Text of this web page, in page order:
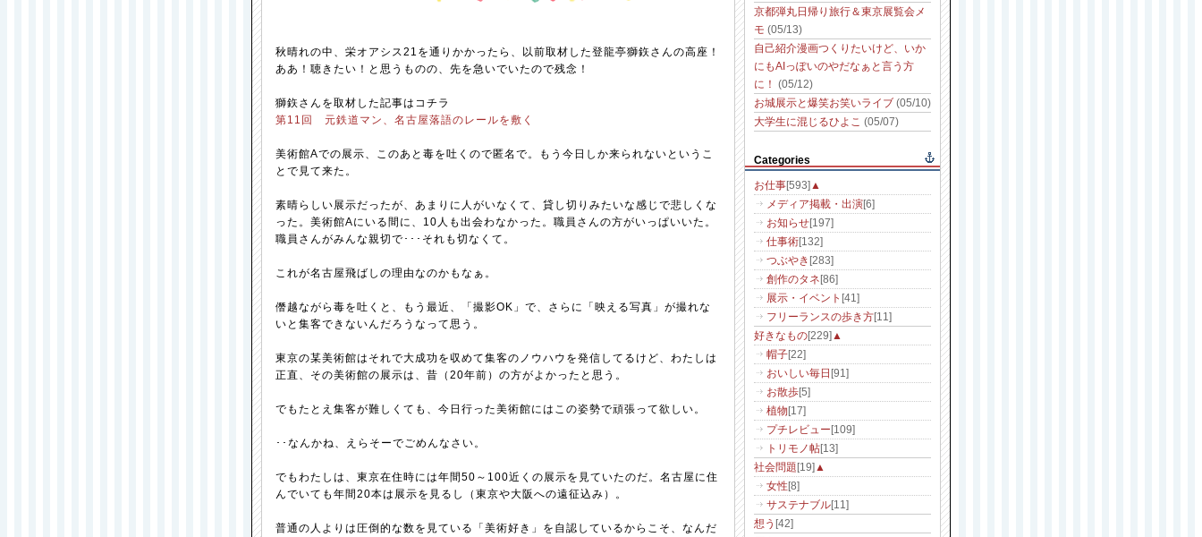
秋晴れの中、栄オアシス21を通りかかったら、以前取材した登龍亭獅鉃さんの高座！
ああ！聴きたい！と思うものの、先を急いでいたので残念！
獅鉃さんを取材した記事はコチラ
第11回 元鉄道マン、名古屋落語のレールを敷く
美術館Aでの展示、このあと毒を吐くので匿名で。もう今日しか来られないというこ
とで見て来た。
素晴らしい展示だったが、あまりに人がいなくて、貸し切りみたいな感じで悲しくな
った。美術館Aにいる間に、10人も出会わなかった。職員さんの方がいっぱいいた。
職員さんがみんな親切で･･･それも切なくて。
これが名古屋飛ばしの理由なのかもなぁ。
僭越ながら毒を吐くと、もう最近、「撮影OK」で、さらに「映える写真」が撮れな
いと集客できないんだろうなって思う。
東京の某美術館はそれで大成功を収めて集客のノウハウを発信してるけど、わたしは
正直、その美術館の展示は、昔（20年前）の方がよかったと思う。
でもたとえ集客が難しくても、今日行った美術館にはこの姿勢で頑張って欲しい。
･･なんかね、えらそーでごめんなさい。
でもわたしは、東京在住時には年間50～100近くの展示を見ていたのだ。名古屋に住
んでいても年間20本は展示を見るし（東京や大阪への遠征込み）。
普通の人よりは圧倒的な数を見ている「美術好き」を自認しているからこそ、なんだ
京都弾丸日帰り旅行＆東京展覧会メ
モ (05/13)
自己紹介漫画つくりたいけど、いか
にもAIっぽいのやだなぁと言う方
に！
(05/12)
お城展示と爆笑お笑いライブ (05/10)
大学生に混じるひよこ (05/07)
Categories
お仕事[593] ▲
メディア掲載・出演[6]
お知らせ[197]
仕事術[132]
つぶやき [283]
創作のタネ [86]
展示・イベント [41]
フリーランスの歩き方[11]
好きなもの[229] ▲
帽子[22]
おいしい毎日 [91]
お散歩[5]
植物 [17]
プチレビュー [109]
トリモノ帖[13]
社会問題 [19] ▲
女性 [8]
サステナブル[11]
想う [42]